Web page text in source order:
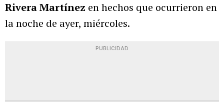
Rivera Martínez en hechos que ocurrieron en
la noche de ayer, miércoles.
PUBLICIDAD